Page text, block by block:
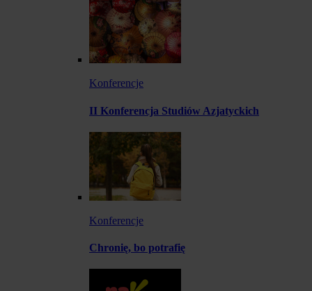
Konferencje
II Konferencja Studiów Azjatyckich
Konferencje
Chronię, bo potrafię